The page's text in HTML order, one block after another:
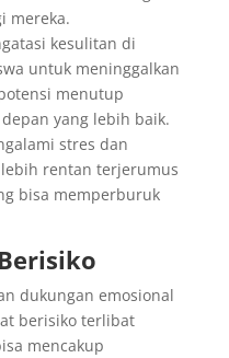
mereka.
kesulitan di
untuk meninggalkan
menutup
yang lebih baik.
stres dan
rentan terjerumus
bisa memperburuk
dukungan emosional
berisiko terlibat
mencakup